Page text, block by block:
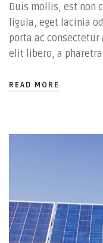
Duis mollis, est non
ligula, eget lacinia
porta ac
elit libero, a pharetra
READ MORE